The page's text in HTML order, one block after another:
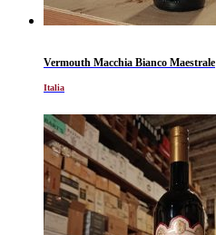
Vermouth Macchia Bianco Maestrale
Italia